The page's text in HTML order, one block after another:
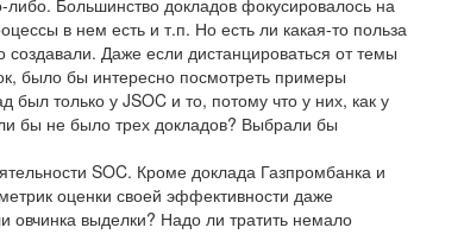
в нем есть и т.п. Но есть ли какая-то польза
Даже если дистанцироваться от темы
было бы интересно посмотреть примеры
только у JSOC и то, потому что у них, как у
бы не было трех докладов? Выбрали бы
SOC. Кроме доклада Газпромбанка и
оценки своей эффективности даже
овчинка выделки? Надо ли тратить немало